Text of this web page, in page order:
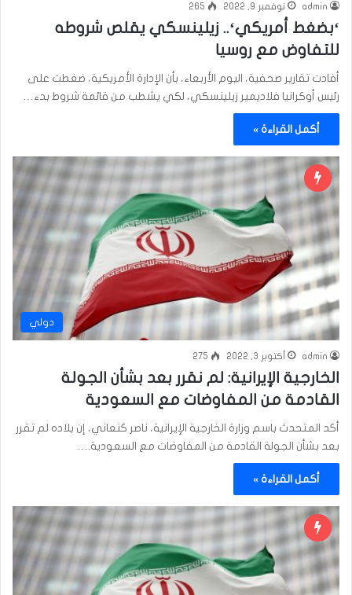
admin نوفمبر 9, 2022 265
‘بضغط أمريكي‘.. زيلينسكي يقلص شروطه
للتفاوض مع روسيا
أفادت تقارير صحفية، اليوم الأربعاء، بأن الإدارة الأمريكية، ضغطت على
رئيس أوكرانيا فلاديمير زيلينسكي، لكي يشطب من قائمة شروط بدء…
أكمل القراءة »
دولي
admin أكتوبر 3, 2022 275
الخارجية الإيرانية: لم نقرر بعد بشأن الجولة
القادمة من المفاوضات مع السعودية
أكد المتحدث باسم وزارة الخارجية الإيرانية، ناصر كنعاني، إن بلاده لم تقرر
بعد بشأن الجولة القادمة من المفاوضات مع السعودية.…
أكمل القراءة »